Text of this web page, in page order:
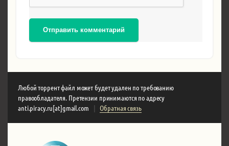
Отправить комментарий
Любой торрент файл может будет удален по требованию
правообладателя. Претензии принимаются по адресу
anti.piracy.ru[at]gmail.com
| Обратная связь